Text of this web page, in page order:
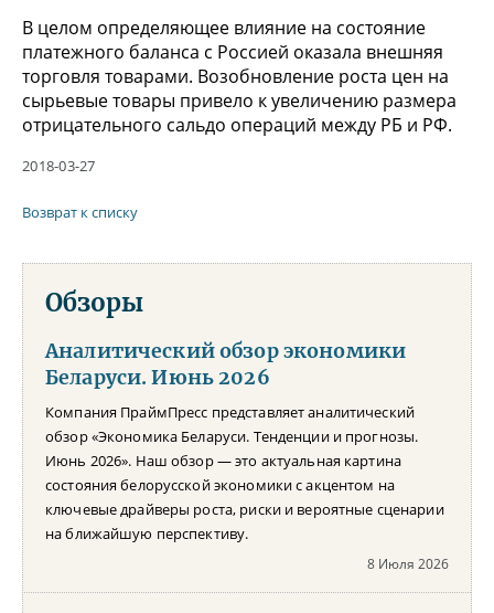
В целом определяющее влияние на состояние
платежного баланса с Россией оказала внешняя
торговля товарами. Возобновление роста цен на
сырьевые товары привело к увеличению размера
отрицательного сальдо операций между РБ и РФ.
2018-03-27
Возврат к списку
Обзоры
Аналитический обзор экономики
Беларуси. Июнь 2026
Компания ПраймПресс представляет аналитический
обзор «Экономика Беларуси. Тенденции и прогнозы.
Июнь 2026». Наш обзор — это актуальная картина
состояния белорусской экономики с акцентом на
ключевые драйверы роста, риски и вероятные сценарии
на ближайшую перспективу.
8 Июля 2026